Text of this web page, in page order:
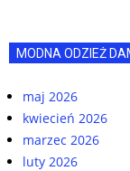
MODNA ODZIEŻ
maj 2026
kwiecień 2026
marzec 2026
luty 2026